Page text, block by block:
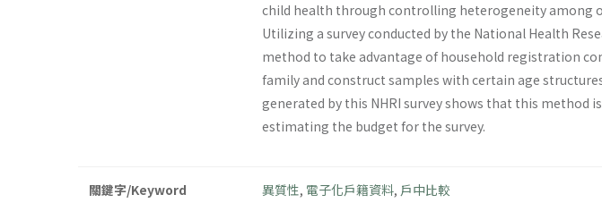
child health through controlling heterogeneity among
Utilizing a survey conducted by the National Health
method to take advantage of household registration
family and construct samples with certain age
generated by this NHRI survey shows that this method
estimating the budget for the survey.
關鍵字/Keyword 異質性, 電子化戶籍資料, 戶中比較